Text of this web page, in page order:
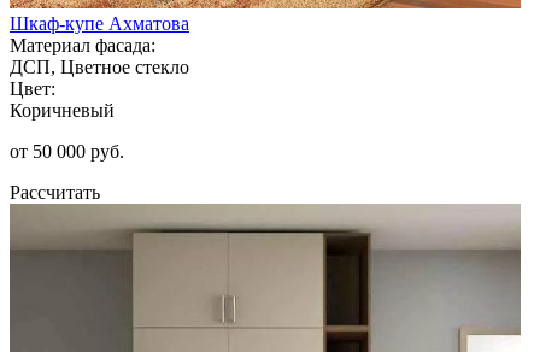
Шкаф-купе Ахматова
Материал фасада:
ДСП, Цветное стекло
Цвет:
Коричневый
от 50 000 руб.
Рассчитать